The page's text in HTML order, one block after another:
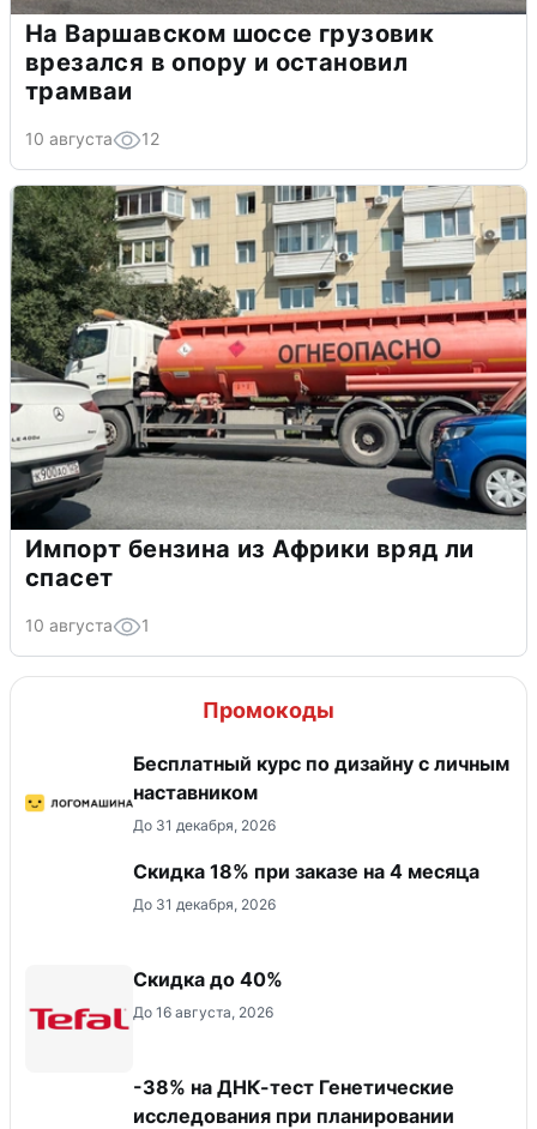
На Варшавском шоссе грузовик
врезался в опору и остановил
трамваи
10 августа 12
Импорт бензина из Африки вряд ли
спасет
10 августа 1
Промокоды
Бесплатный курс по дизайну с личным
наставником
До 31 декабря, 2026
Скидка 18% при заказе на 4 месяца
До 31 декабря, 2026
Скидка до 40%
До 16 августа, 2026
-38% на ДНК-тест Генетические
исследования при планировании